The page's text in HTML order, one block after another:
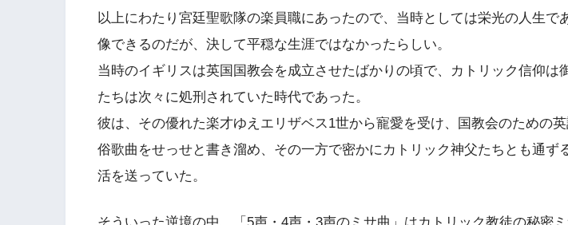
以上にわたり宮廷聖歌隊の楽員職にあったので、当時としては栄光の人生で
像できるのだが、決して平穏な生涯ではなかったらしい。
当時のイギリスは英国国教会を成立させたばかりの頃で、カトリック信仰は
たちは次々に処刑されていた時代であった。
彼は、その優れた楽才ゆえエリザベス1世から寵愛を受け、国教会のための
俗歌曲をせっせと書き溜め、その一方で密かにカトリック神父たちとも通ず
活を送っていた。